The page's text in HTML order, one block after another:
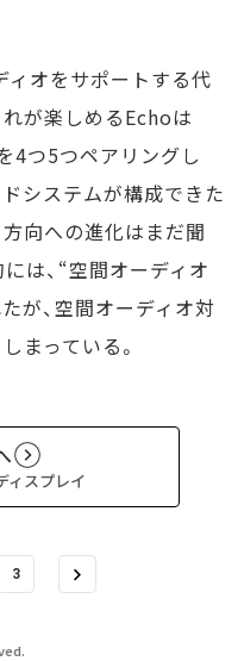
オをサポートする代
が楽しめるEchoは
4つ5つペアリングし
システムが構成できた
向への進化はまだ聞
は、“空間オーディオ
が、空間オーディオ対
まっている。
ィスプレイ
3